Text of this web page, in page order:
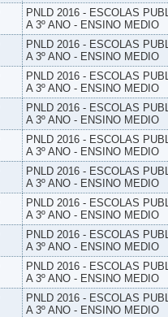
PNLD 2016 - ESCOLAS
A 3º ANO - ENSINO MEDIO
PNLD 2016 - ESCOLAS
A 3º ANO - ENSINO MEDIO
PNLD 2016 - ESCOLAS
A 3º ANO - ENSINO MEDIO
PNLD 2016 - ESCOLAS
A 3º ANO - ENSINO MEDIO
PNLD 2016 - ESCOLAS
A 3º ANO - ENSINO MEDIO
PNLD 2016 - ESCOLAS
A 3º ANO - ENSINO MEDIO
PNLD 2016 - ESCOLAS
A 3º ANO - ENSINO MEDIO
PNLD 2016 - ESCOLAS
A 3º ANO - ENSINO MEDIO
PNLD 2016 - ESCOLAS
A 3º ANO - ENSINO MEDIO
PNLD 2016 - ESCOLAS
A 3º ANO - ENSINO MEDIO